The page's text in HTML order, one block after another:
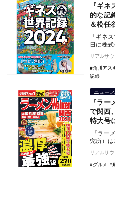
『ギ
的な記
＆松任
「ギネ
日に株
発売さ
世…
リアルサ
角川アス
記録
ニュース
『ラ
で関西
特大号
『ラー
究所）
に最新
周…
リアルサ
グルメ